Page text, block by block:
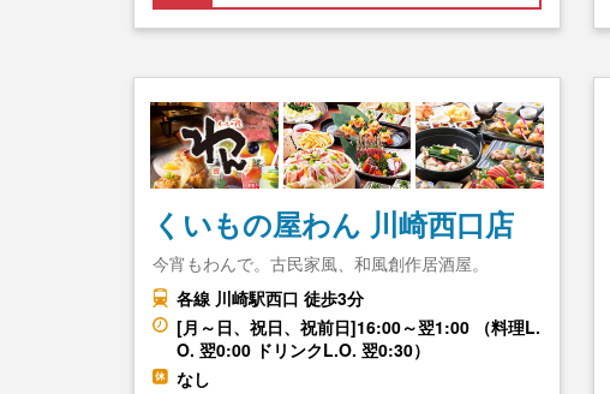
くいもの屋わん 川崎西口店
今宵もわんで。古民家風、和風創作居酒屋。
各線 川崎駅西口 徒歩3分
[月～日、祝日、祝前日]16:00～翌1:00 （料理L.
O. 翌0:00 ドリンクL.O. 翌0:30）
なし